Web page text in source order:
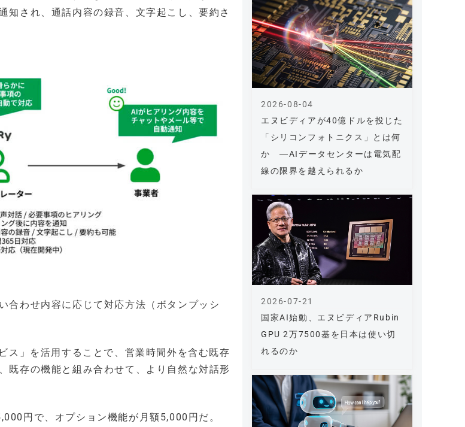
知され、通話内容の録音、文字起こし、要約さ
合わせ内容に応じて対応方法（ボタンプッシ
ス」を活用することで、営業時間外を含む既存
既存の機能と組み合わせて、より自然な対話形
円で、オプション機能が月額5,000円だ。
エヌビディアが40億ドルを投じた
「シリコンフォトニクス」とは何
か ―AIデータセンターは電気配
線の限界を越えられるか
2026-08-04
国家AI始動、エヌビディアRubin
GPU 2万7500基を日本は使い切
れるのか
2026-07-21